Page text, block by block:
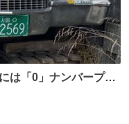
は「0」ナンバープレ
は抹消・無効化され